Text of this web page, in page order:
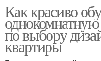
Как красиво
по выбору
квартиры